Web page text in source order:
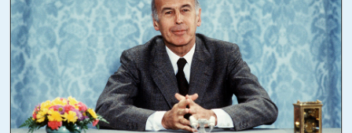
Et surtout le faire par surprise !!
Problème! A notre époque, « la surprise » est quasiment impossible
car il y aura forcément des fuites.
Mais vous avez raison, techniquement, le gouvernement aurait du
passer outre le faire quand même … avec et malgré toutes les
conséquences.